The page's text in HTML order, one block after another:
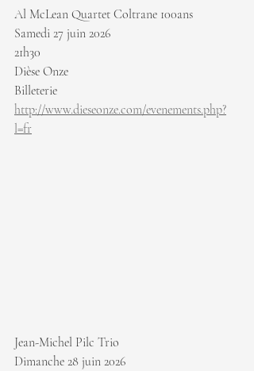
Al McLean Quartet Coltrane 100ans
Samedi 27 juin 2026
21h30
Dièse Onze
Billeterie
http://www.dieseonze.com/evenements.php?
l=fr
Jean-Michel Pilc Trio
Dimanche 28 juin 2026